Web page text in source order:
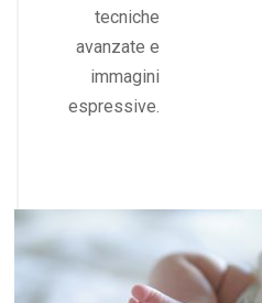
tecniche
avanzate e
immagini
espressive.